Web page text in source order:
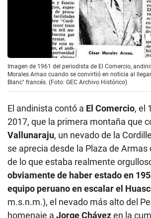
Imagen de 1961 del periodista de El Comercio,
Morales Arnao cuando se convirtió en noticia al
Blanc" francés. (Foto: GEC Archivo Histórico)
El andinista contó a El Comercio, el
2017, que la primera montaña que
Vallunaraju, un nevado de la
se aprecia desde la Plaza de Armas
de lo que estaba realmente
obviamente de haber estado en
equipo peruano en escalar el
m.s.n.m.), el nevado más alto del
homenaje a Jorge Chávezen la